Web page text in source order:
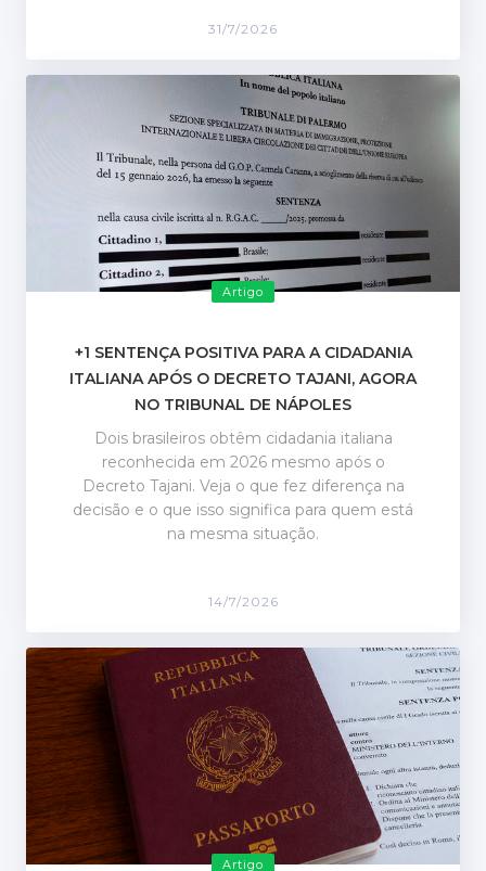
31/7/2026
Artigo
+1 SENTENÇA POSITIVA PARA A CIDADANIA
ITALIANA APÓS O DECRETO TAJANI, AGORA
NO TRIBUNAL DE NÁPOLES
Dois brasileiros obtêm cidadania italiana
reconhecida em 2026 mesmo após o
Decreto Tajani. Veja o que fez diferença na
decisão e o que isso significa para quem está
na mesma situação.
14/7/2026
Artigo